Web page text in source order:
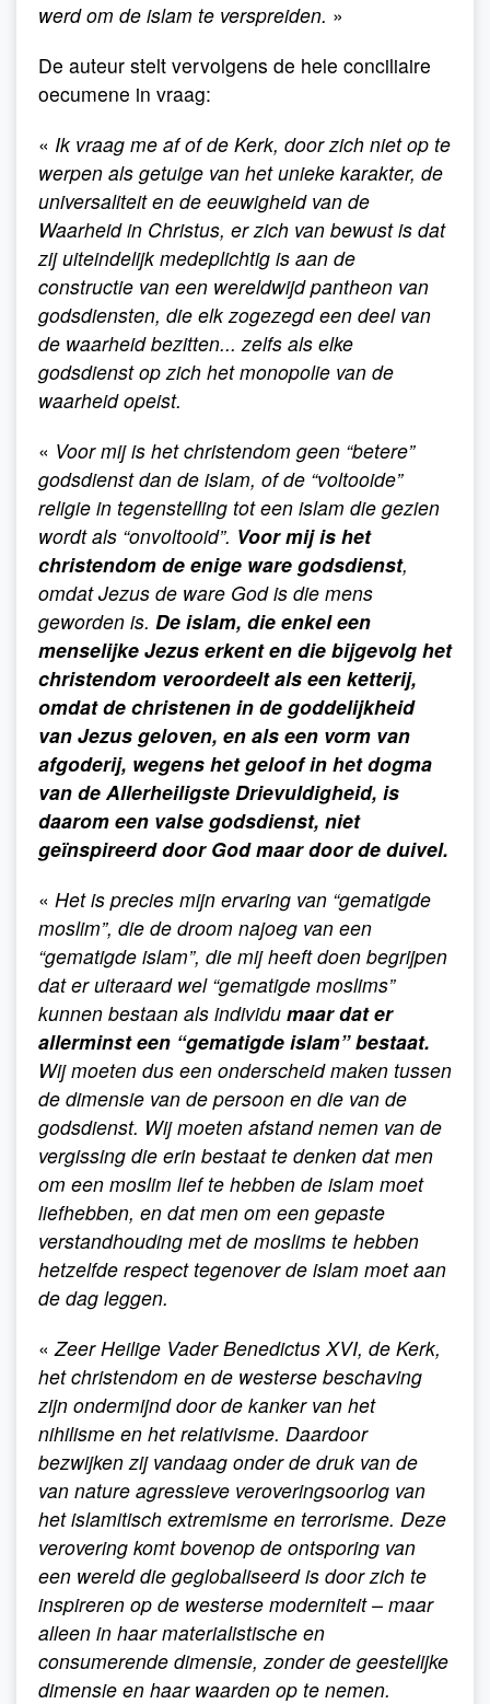
werd om de islam te verspreiden. »
De auteur stelt vervolgens de hele conciliaire
oecumene in vraag:
« Ik vraag me af of de Kerk, door zich niet op te
werpen als getuige van het unieke karakter, de
universaliteit en de eeuwigheid van de
Waarheid in Christus, er zich van bewust is dat
zij uiteindelijk medeplichtig is aan de
constructie van een wereldwijd pantheon van
godsdiensten, die elk zogezegd een deel van
de waarheid bezitten... zelfs als elke
godsdienst op zich het monopolie van de
waarheid opeist.
« Voor mij is het christendom geen “betere”
godsdienst dan de islam, of de “voltooide”
religie in tegenstelling tot een islam die gezien
wordt als “onvoltooid”. Voor mij is het
christendom de enige ware godsdienst,
omdat Jezus de ware God is die mens
geworden is. De islam, die enkel een
menselijke Jezus erkent en die bijgevolg het
christendom veroordeelt als een ketterij,
omdat de christenen in de goddelijkheid
van Jezus geloven, en als een vorm van
afgoderij, wegens het geloof in het dogma
van de Allerheiligste Drievuldigheid, is
daarom een valse godsdienst, niet
geïnspireerd door God maar door de duivel.
« Het is precies mijn ervaring van “gematigde
moslim”, die de droom najoeg van een
“gematigde islam”, die mij heeft doen begrijpen
dat er uiteraard wel “gematigde moslims”
kunnen bestaan als individu maar dat er
allerminst een “gematigde islam” bestaat.
Wij moeten dus een onderscheid maken tussen
de dimensie van de persoon en die van de
godsdienst. Wij moeten afstand nemen van de
vergissing die erin bestaat te denken dat men
om een moslim lief te hebben de islam moet
liefhebben, en dat men om een gepaste
verstandhouding met de moslims te hebben
hetzelfde respect tegenover de islam moet aan
de dag leggen.
« Zeer Heilige Vader Benedictus XVI, de Kerk,
het christendom en de westerse beschaving
zijn ondermijnd door de kanker van het
nihilisme en het relativisme. Daardoor
bezwijken zij vandaag onder de druk van de
van nature agressieve veroveringsoorlog van
het islamitisch extremisme en terrorisme. Deze
verovering komt bovenop de ontsporing van
een wereld die geglobaliseerd is door zich te
inspireren op de westerse moderniteit – maar
alleen in haar materialistische en
consumerende dimensie, zonder de geestelijke
dimensie en haar waarden op te nemen.